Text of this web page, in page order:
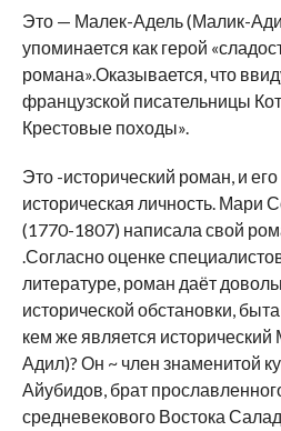
Это — Малек-Адель (Малик-
упоминается как герой
романа».Оказывается, что
французской писательницы
Крестовые походы».
Это -исторический роман, и
историческая личность. Мари
(1770-1807) написала свой
.Согласно оценке
литературе, роман даёт
исторической обстановки,
кем же является
Адил)? Он ~ член знаменитой
Айубидов, брат
средневекового Востока